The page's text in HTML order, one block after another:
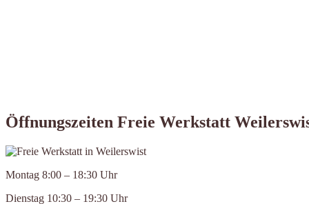
Öffnungszeiten Freie Werkstatt
Montag 8:00 – 18:30 Uhr
Dienstag 10:30 – 19:30 Uhr